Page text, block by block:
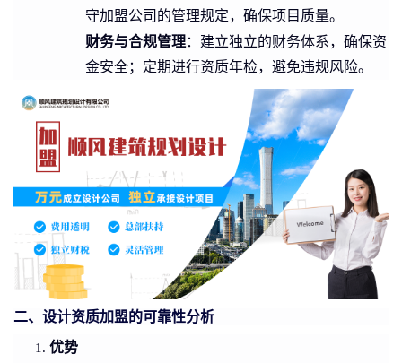
守加盟公司的管理规定，确保项目质量。
财务与合规管理：建立独立的财务体系，确保资
金安全；定期进行资质年检，避免违规风险。
二、设计资质加盟的可靠性分析
优势